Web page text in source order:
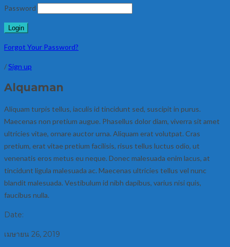
Password
Forgot Your Password?
/Sign up
Alquaman
Aliquam turpis tellus, iaculis id tincidunt sed, suscipit in purus.
Maecenas non pretium augue. Phasellus dolor diam, viverra sit amet
ultricies vitae, ornare auctor urna. Aliquam erat volutpat. Cras
pretium, erat vitae pretium facilisis, risus tellus luctus odio, ut
venenatis eros metus eu neque. Donec malesuada enim lacus, at
tincidunt ligula malesuada ac. Maecenas ultricies tellus vel nunc
blandit malesuada. Vestibulum id nibh dapibus, varius nisi quis,
faucibus nulla.
Date:
เมษายน 26, 2019